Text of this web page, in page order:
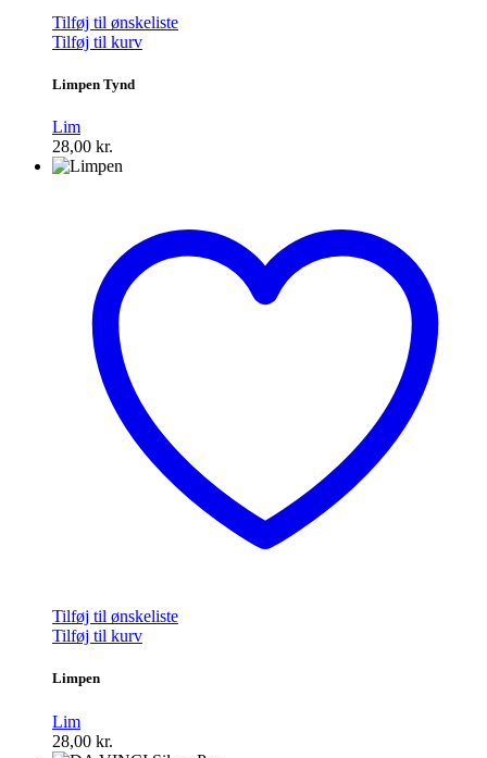
Tilføj til ønskeliste
Tilføj til kurv
Limpen Tynd
Lim
28,00 kr.
Tilføj til ønskeliste
Tilføj til kurv
Limpen
Lim
28,00 kr.